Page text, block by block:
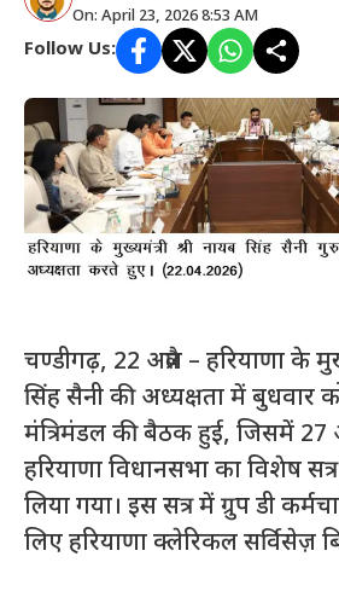
On: April 23, 2026 8:53 AM
Follow Us:
चण्डीगढ़, 22 अप्रैल – हरियाणा के
सिंह सैनी की अध्यक्षता में बुधवार
मंत्रिमंडल की बैठक हुई, जिसमें 27
हरियाणा विधानसभा का विशेष
लिया गया। इस सत्र में ग्रुप डी
लिए हरियाणा क्लेरिकल सर्विसेज़